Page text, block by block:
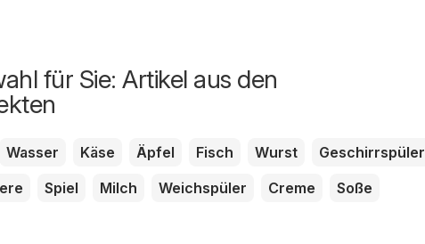
für Sie: Artikel aus den
Wasser Käse Äpfel Fisch Wurst
Geschirrspüler
Spiel Milch Weichspüler Creme
Soße